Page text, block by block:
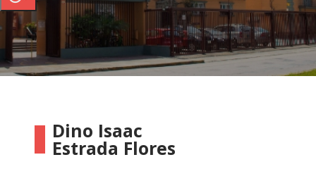
Dino Isaac
Estrada Flores